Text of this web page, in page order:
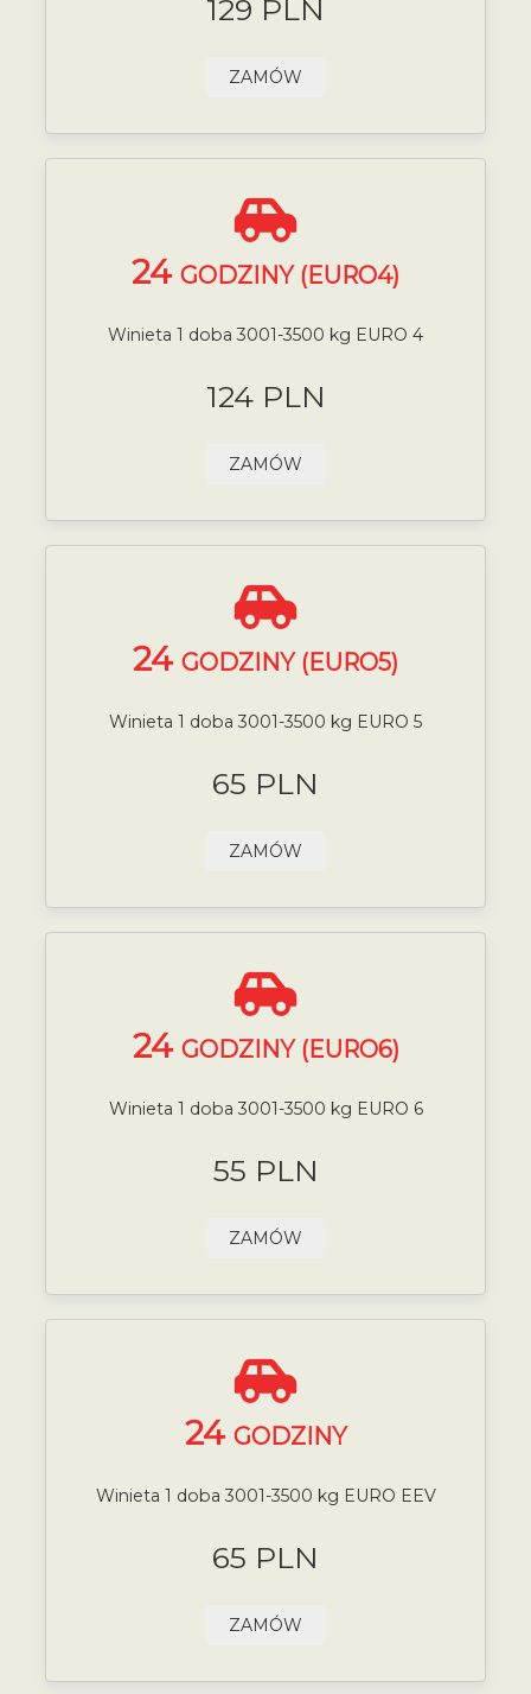
129 PLN
ZAMÓW
24 GODZINY (EURO4)
Winieta 1 doba 3001-3500 kg EURO 4
124 PLN
ZAMÓW
24 GODZINY (EURO5)
Winieta 1 doba 3001-3500 kg EURO 5
65 PLN
ZAMÓW
24 GODZINY (EURO6)
Winieta 1 doba 3001-3500 kg EURO 6
55 PLN
ZAMÓW
24 GODZINY
Winieta 1 doba 3001-3500 kg EURO EEV
65 PLN
ZAMÓW